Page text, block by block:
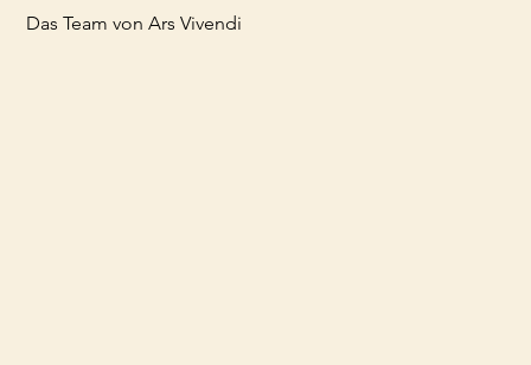
Das Team von Ars Vivendi